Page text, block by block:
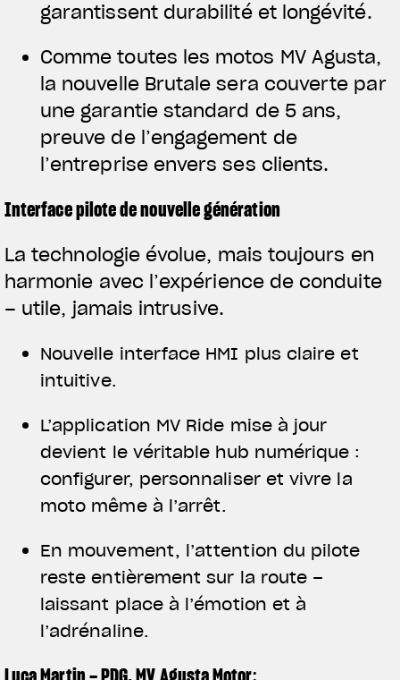
garantissent durabilité et longévité.
Comme toutes les motos MV Agusta,
la nouvelle Brutale sera couverte par
une garantie standard de 5 ans,
preuve de l’engagement de
l’entreprise envers ses clients.
Interface pilote de nouvelle génération
La technologie évolue, mais toujours en
harmonie avec l’expérience de conduite
– utile, jamais intrusive.
Nouvelle interface HMI plus claire et
intuitive.
L’application MV Ride mise à jour
devient le véritable hub numérique :
configurer, personnaliser et vivre la
moto même à l’arrêt.
En mouvement, l’attention du pilote
reste entièrement sur la route –
laissant place à l’émotion et à
l’adrénaline.